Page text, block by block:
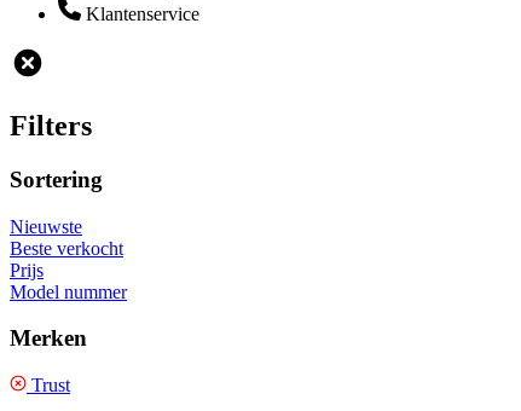
Klantenservice
Filters
Sortering
Nieuwste
Beste verkocht
Prijs
Model nummer
Merken
Trust